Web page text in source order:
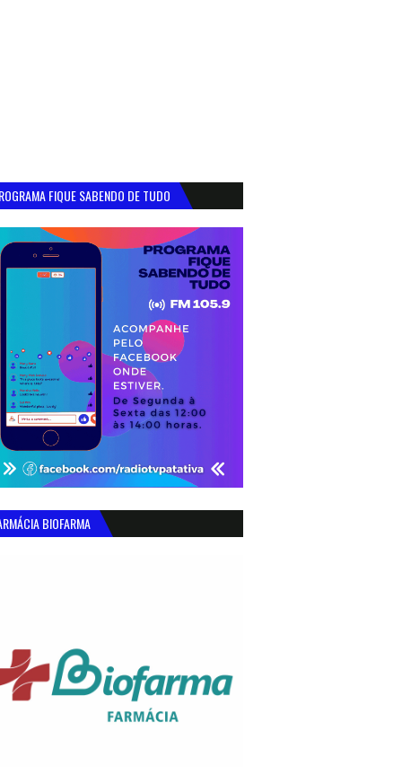
FIQUE SABENDO DE TUDO
BIOFARMA